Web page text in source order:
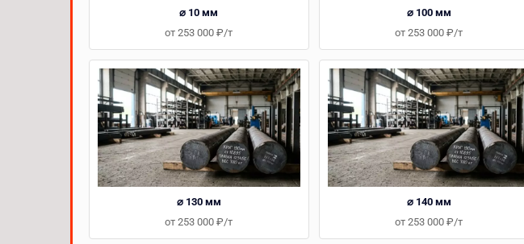
⌀ 10 мм
от 253 000 ₽/т
⌀ 100 мм
от 253 000 ₽/т
⌀ 130 мм
от 253 000 ₽/т
⌀ 140 мм
от 253 000 ₽/т